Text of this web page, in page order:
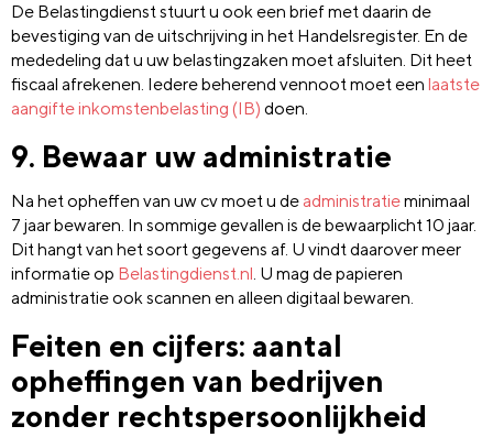
De Belastingdienst stuurt u ook een brief met daarin de
bevestiging van de uitschrijving in het Handelsregister. En de
mededeling dat u uw belastingzaken moet afsluiten. Dit heet
fiscaal afrekenen. Iedere beherend vennoot moet een laatste
aangifte inkomstenbelasting (IB) doen.
9. Bewaar uw administratie
Na het opheffen van uw cv moet u de administratieminimaal
7 jaar bewaren. In sommige gevallen is de bewaarplicht 10 jaar.
Dit hangt van het soort gegevens af. U vindt daarover meer
informatie op Belastingdienst.nl . U mag de papieren
administratie ook scannen en alleen digitaal bewaren.
Feiten en cijfers: aantal
opheffingen van bedrijven
zonder rechtspersoonlijkheid